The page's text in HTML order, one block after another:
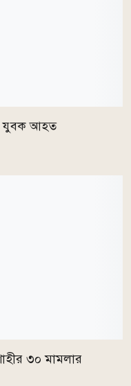
যুবক আহত
৩০ মামলার